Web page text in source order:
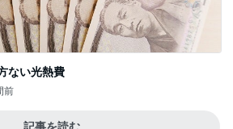
ない光熱費
前